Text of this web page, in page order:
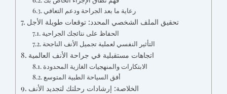
رعاية ما بعد الجراحة ودعم التعافي
تحقيق الملف الشخصي المحدد: توقعات طويلة الأجل
الحفاظ على نتائجك الجراحية
التأثير النفسي لعملية تجميل الأنف الناجحة
اتجاهات مستقبلية في جراحة الأنف العالمية
الابتكارات والمنهجيات الغازية المحدودة
أفق السياحة الطبية المتوسع
الخلاصة: إرشادات رحلتك لتجديد الأنف